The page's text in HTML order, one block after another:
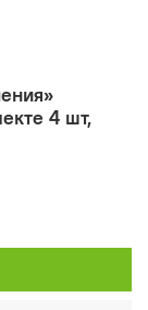
4 шт,